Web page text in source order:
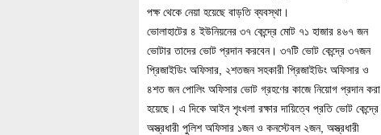
পক্ষ থেকে নেয়া হয়েছে বাড়তি ব্যবস্থা।
ভোলাহাটের ৪ ইউনিয়নের ৩৭ কেন্দ্রে মোট ৭১ হাজার ৪৬৭ জন
ভোটার তাদের ভোট প্রদান করবেন। ৩৭টি ভোট কেন্দ্রে ৩৭জন
প্রিজাইডিং অফিসার, ২শতজন সহকারী প্রিজাইডিং অফিসার ও
৪শত জন পোলিং অফিসার ভোট গ্রহণের কাজে নিয়োগ প্রদান করা
হয়েছে। এ দিকে আইন শৃংখলা রক্ষার দায়িত্বে প্রতি ভোট কেন্দ্রে
অস্ত্রধারী পুলিশ অফিসার ১জন ও কনস্টেবল ২জন, অস্ত্রধারী